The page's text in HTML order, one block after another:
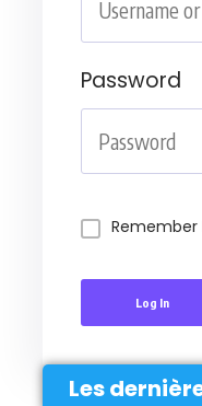
Password
Remember
Log In
Les